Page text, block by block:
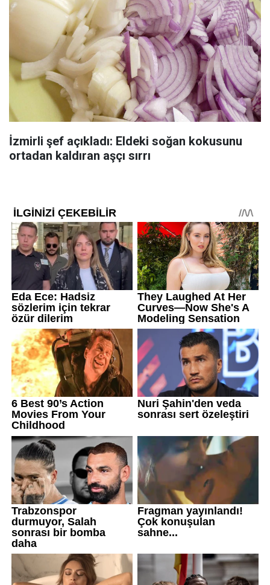
İzmirli şef açıkladı: Eldeki soğan kokusunu
ortadan kaldıran aşçı sırrı